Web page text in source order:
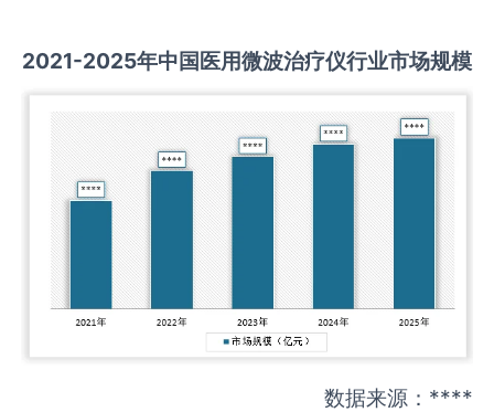
2021-2025年中国医用微波治疗仪行业市场规模
数据来源：****